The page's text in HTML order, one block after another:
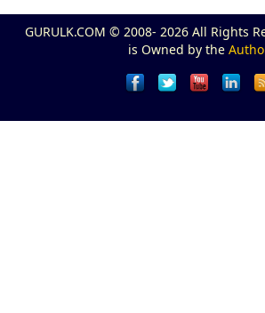
GURULK.COM © 2008- 2026 All Rights
is Owned by the